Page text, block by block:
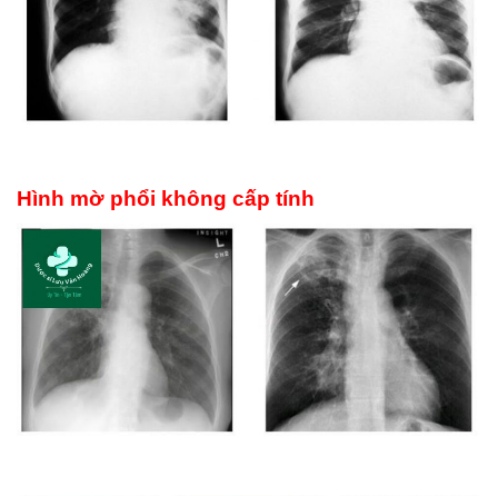
Hình mờ phổi không cấp tính